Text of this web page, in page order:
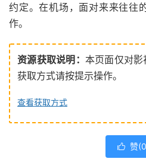
约定。在机场，面对来来往往
作。
资源获取说明： 本页面仅对影
获取方式请按提示操作。
查看获取方式
 赞(0